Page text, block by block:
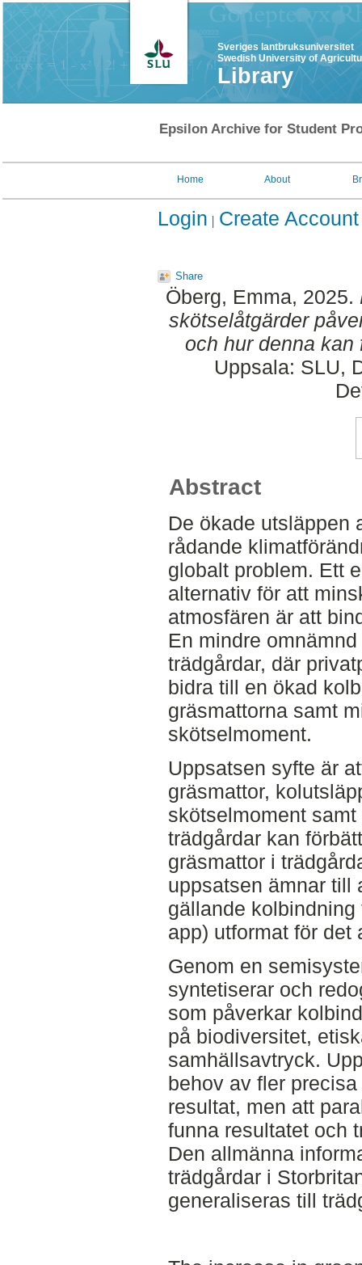
Sveriges lantbruksuniversitet
Swedish University of
Library
Epsilon Archive for Student
Home About
Login Create Account
Share
Öberg, Emma, 2025.
skötselåtgärder
och hur denna kan
Uppsala: SLU,
Abstract
De ökade utsläppen
rådande
globalt problem. Ett
alternativ för att
atmosfären är att
En mindre
trädgårdar, där
bidra till en ökad
gräsmattorna samt
skötselmoment.
Uppsatsen syfte är
gräsmattor,
skötselmoment
trädgårdar kan
gräsmattor i
uppsatsen ämnar till
gällande
app) utformat för det
Genom en
syntetiserar och
som påverkar
på biodiversitet,
samhällsavtryck.
behov av fler
resultat, men att
funna resultatet och
Den allmänna
trädgårdar i
generaliseras till